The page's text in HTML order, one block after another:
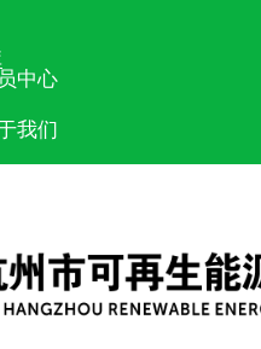
中心
我们